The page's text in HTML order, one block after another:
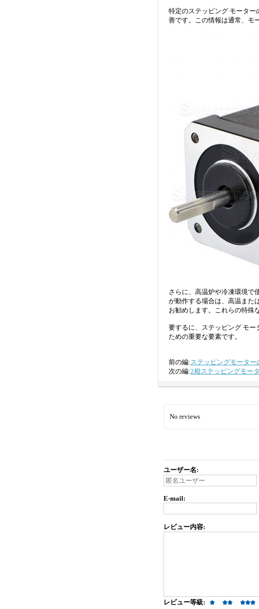
特定のステッピング モータ
善です。この情報は通常、モ
さらに、高温炉や冷凍環境で
が動作する場合は、高温また
お勧めします。これらの特殊
要するに、ステッピング モ
ための重要な要素です。
前の編:ステッピングモーター
次の編:2相ステッピングモー
No reviews
ユーザー名:
E-mail:
レビュー内容:
レビュー等級: